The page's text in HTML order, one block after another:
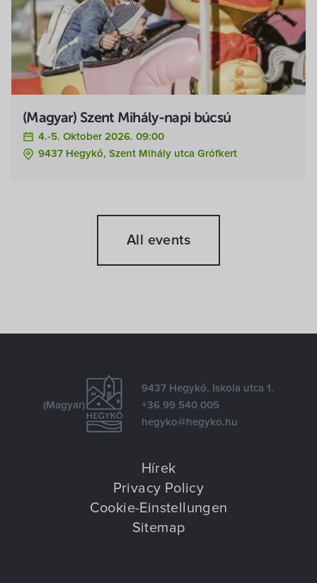
(Magyar) Szent Mihály-napi búcsú
4.-5. Oktober 2026. 09:00
9437 Hegykő, Szent Mihály utca Grófkert
All events
(Magyar)
9437 Hegykő, Iskola utca 1.
+36 99 540 005
hegyko@hegyko.hu
Hírek
Privacy Policy
Cookie-Einstellungen
Sitemap